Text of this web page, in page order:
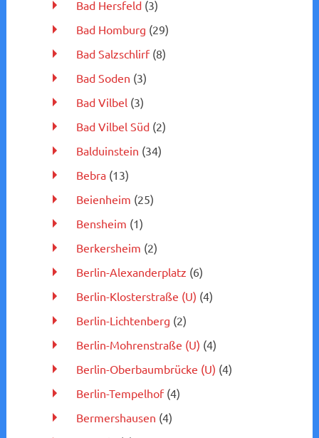
Bad Hersfeld(3)
Bad Homburg (29)
Bad Salzschlirf(8)
Bad Soden (3)
Bad Vilbel(3)
Bad Vilbel Süd(2)
Balduinstein (34)
Bebra(13)
Beienheim (25)
Bensheim (1)
Berkersheim (2)
Berlin-Alexanderplatz (6)
Berlin-Klosterstraße (U) (4)
Berlin-Lichtenberg (2)
Berlin-Mohrenstraße (U) (4)
Berlin-Oberbaumbrücke (U) (4)
Berlin-Tempelhof(4)
Bermershausen (4)